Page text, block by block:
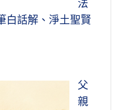
法
白話解、淨土聖賢
父
親